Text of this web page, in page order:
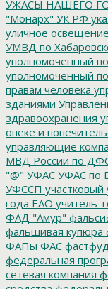
УЖАСЫ НАШЕГО
"Монарх" УК РФ
уличное освещение
УМВД по
уполномоченный
уполномоченный
правам человека
зданиями
здравоохранения
опеке и
управляющие
МВД России по
"@" УФАС УФАС по
УФССП участковый
года ЕАО
ФАД "Амур"
фальшивая купюра
ФАПы ФАС
федеральная
сетевая компания